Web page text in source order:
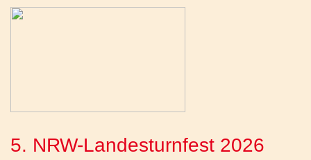
5. NRW-Landesturnfest 2026